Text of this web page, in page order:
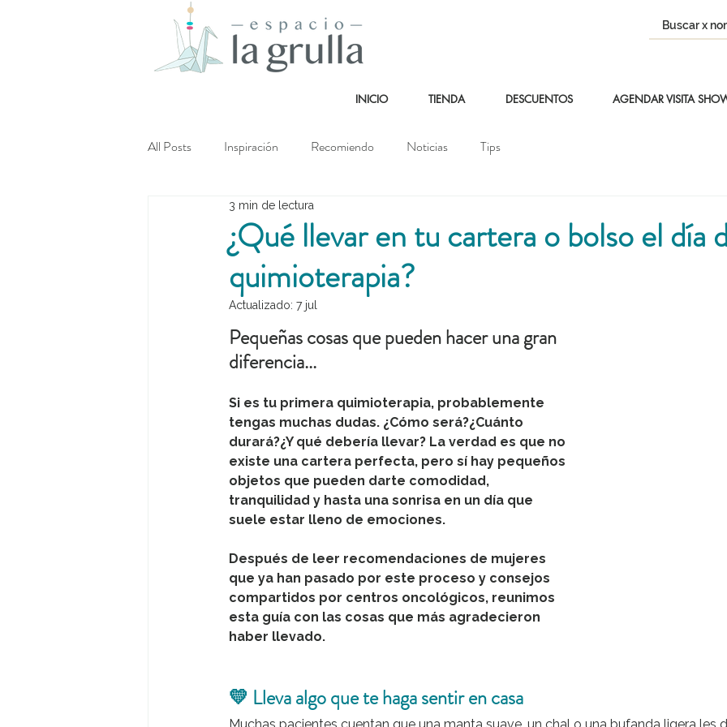
INICIO TIENDA DESCUENTOS AGENDAR VISITA
All Posts Inspiración Recomiendo Noticias Tips
¿Qué llevar en tu cartera o bolso el día
quimioterapia?
3 min de lectura
Actualizado: 7 jul
Pequeñas cosas que pueden hacer una gran
diferencia...
Si es tu primera quimioterapia, probablemente
tengas muchas dudas. ¿Cómo será?¿Cuánto
durará?¿Y qué debería llevar? La verdad es que no
existe una cartera perfecta, pero sí hay pequeños
objetos que pueden darte comodidad,
tranquilidad y hasta una sonrisa en un día que
suele estar lleno de emociones.
Después de leer recomendaciones de mujeres
que ya han pasado por este proceso y consejos
compartidos por centros oncológicos, reunimos
esta guía con las cosas que más agradecieron
haber llevado.
💛 Lleva algo que te haga sentir en casa